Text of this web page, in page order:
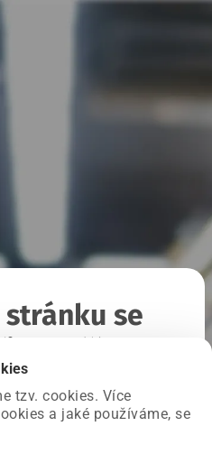
tzv. cookies. Více
a jaké používáme, se
se
a už ji opravujeme.
požadovanou stránku.